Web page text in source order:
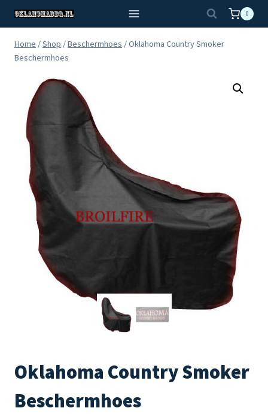
Doorgaan
inhoud
0
Home /Shop /Beschermhoes /Oklahoma Country Smoker
Beschermhoes
Oklahoma Country Smoker
Beschermhoes